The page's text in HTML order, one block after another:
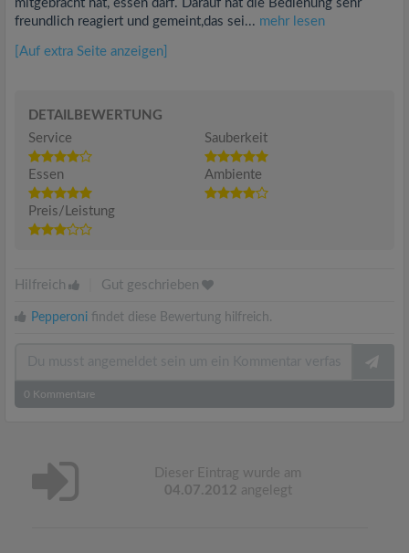
mitgebracht hat, essen darf. Darauf hat die Bedienung sehr
freundlich reagiert und gemeint,das sei... mehr lesen
[Auf extra Seite anzeigen]
DETAILBEWERTUNG
Service
Sauberkeit
Essen Ambiente
Preis/Leistung
Hilfreich Gut geschrieben
Pepperoni findet diese Bewertung hilfreich.
0 Kommentare
Dieser Eintrag wurde am
04.07.2012 angelegt